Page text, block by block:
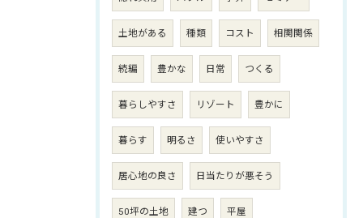
土地がある 種類 コスト 相関関係
続編 豊かな 日常 つくる
暮らしやすさ リゾート 豊かに
暮らす 明るさ 使いやすさ
居心地の良さ 日当たりが悪そう
50坪の土地 建つ 平屋